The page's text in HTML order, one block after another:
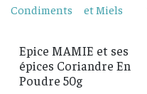
Condiments
et Miels
Epice MAMIE et ses
épices Coriandre En
Poudre 50g